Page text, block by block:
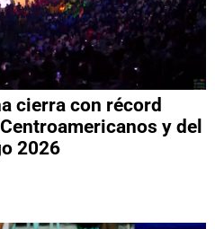
cierra con récord
y del
2026